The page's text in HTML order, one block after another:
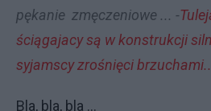
pękanie zmęczeniowe ... -
ściągajacy są w konstrukcji
syjamscy zrośnięci
Bla, bla, bla ...